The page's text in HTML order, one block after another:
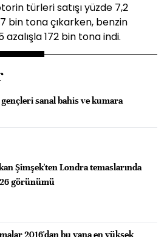
türleri satışı yüzde 7,2
bin tona çıkarken, benzin
azalışla 172 bin tona indi.
sanal bahis ve kumara
Şimşek'ten Londra temaslarında
görünümü
2016'dan bu yana en yüksek